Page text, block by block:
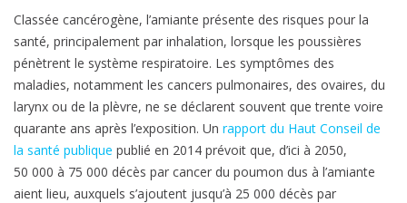
Classée cancérogène, l’amiante présente des risques pour la
santé, principalement par inhalation, lorsque les poussières
pénètrent le système respiratoire. Les symptômes des
maladies, notamment les cancers pulmonaires, des ovaires, du
larynx ou de la plèvre, ne se déclarent souvent que trente voire
quarante ans après l’exposition. Un rapport du Haut Conseil de
la santé publique publié en 2014 prévoit que, d’ici à 2050,
50 000 à 75 000 décès par cancer du poumon dus à l’amiante
aient lieu, auxquels s’ajoutent jusqu’à 25 000 décès par